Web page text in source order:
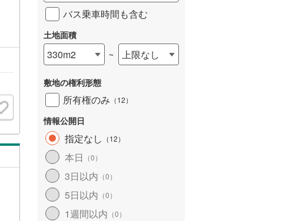
バス乗車時間も含む
土地面積
330m2 ~ 上限なし
敷地の権利形態
所有権のみ （12）
情報公開日
指定なし （12）
本日 （0）
3日以内 （0）
5日以内 （0）
1週間以内 （0）